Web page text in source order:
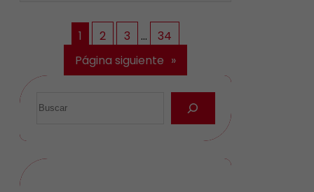
1 2 3 …
34
Página siguiente »